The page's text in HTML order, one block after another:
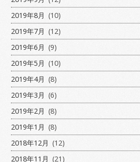
2019年8月 (10)
2019年7月 (12)
2019年6月 (9)
2019年5月 (10)
2019年4月 (8)
2019年3月 (6)
2019年2月 (8)
2019年1月 (8)
2018年12月 (12)
2018年11月 (21)